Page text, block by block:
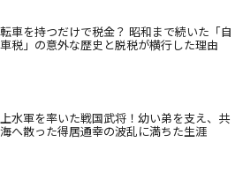
車を持つだけで税金？ 昭和まで続いた「自
税」の意外な歴史と脱税が横行した理由
水軍を率いた戦国武将！幼い弟を支え、共
へ散った得居通幸の波乱に満ちた生涯